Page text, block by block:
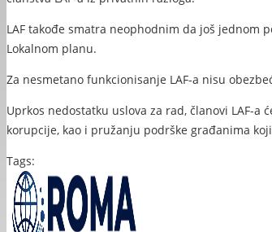
LAF takođe smatra neophodnim da još jednom
Lokalnom planu.
Za nesmetano funkcionisanje LAF-a nisu
Uprkos nedostatku uslova za rad, članovi LAF-
korupcije, kao i pružanju podrške građanima
Tags: